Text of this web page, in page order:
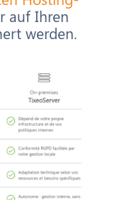
auf Ihren
werden.